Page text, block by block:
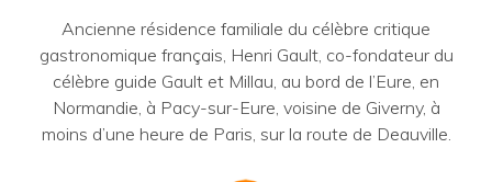
Ancienne résidence familiale du célèbre critique
gastronomique français, Henri Gault, co-fondateur du
célèbre guide Gault et Millau, au bord de l’Eure, en
Normandie, à Pacy-sur-Eure, voisine de Giverny, à
moins d’une heure de Paris, sur la route de Deauville.